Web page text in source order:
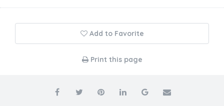
Add to Favorite
Print this page